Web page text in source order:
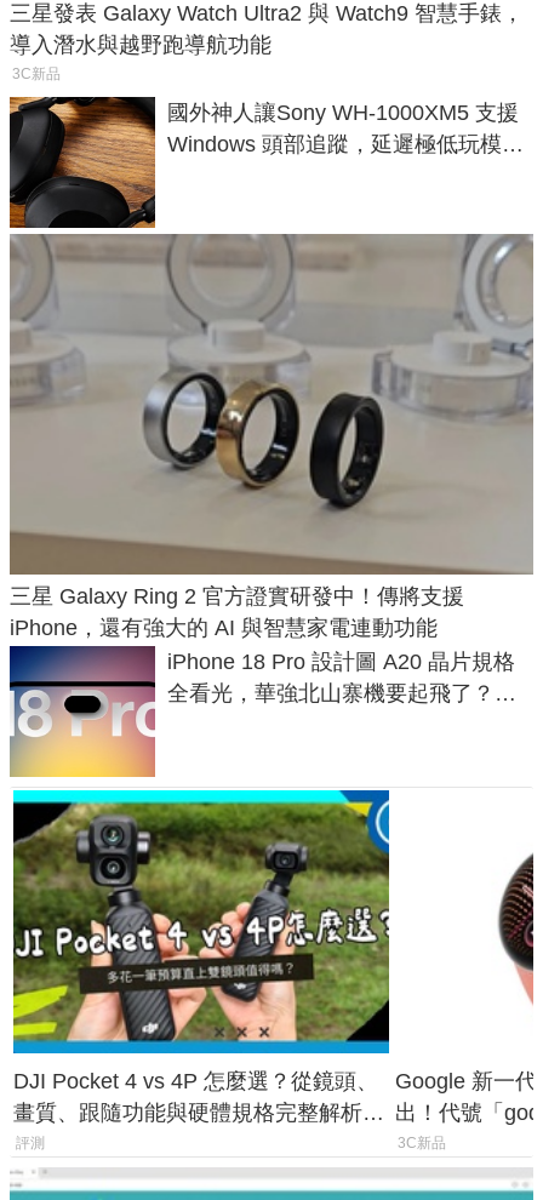
三星發表 Galaxy Watch Ultra2 與 Watch9 智慧手錶，
導入潛水與越野跑導航功能
3C新品
國外神人讓Sony WH-1000XM5 支援
Windows 頭部追蹤，延遲極低玩模擬
三星 Galaxy Ring 2 官方證實研發中！傳將支援
iPhone，還有強大的 AI 與智慧家電連動功能
iPhone 18 Pro 設計圖 A20 晶片規格
全看光，華強北山寨機要起飛了？專
DJI Pocket 4 vs 4P 怎麼選？從鏡頭、
畫質、跟隨功能與硬體規格完整解析，
一次看懂兩台差異
評測
Google 新一
出！代號「
鎖定 AI 應用
3C新品